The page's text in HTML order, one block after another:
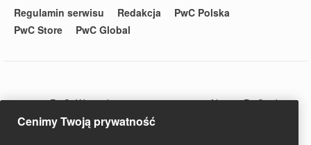
Regulamin serwisu Redakcja
PwC Polska
PwC Store
PwC Global
© 2020 PwC. Wszystkie prawa zastrzeżone. Nazwa PwC odnosi
się do firm wchodzących w skład sieci PwC, z których każda
stanowi odrębny podmiot prawny. Więcej informacji na stronie
Cenimy Twoją prywatność